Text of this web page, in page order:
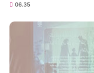
06.35